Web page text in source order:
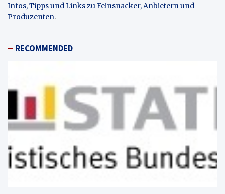
Infos, Tipps und Links zu Feinsnacker, Anbietern und
Produzenten.
RECOMMENDED